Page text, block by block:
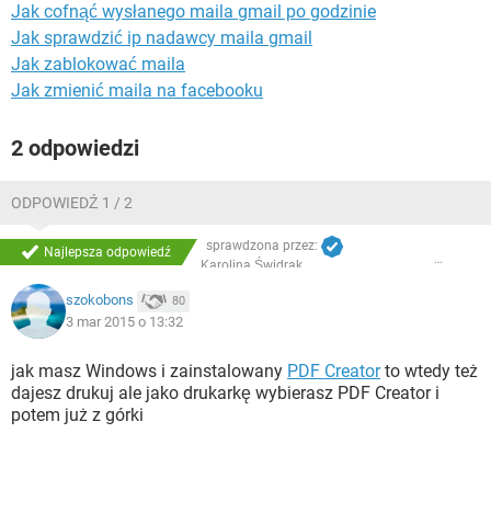
Jak cofnąć wysłanego maila gmail po godzinie
Jak sprawdzić ip nadawcy maila gmail
Jak zablokować maila
Jak zmienić maila na facebooku
2 odpowiedzi
ODPOWIEDŹ 1 / 2
Najlepsza odpowiedź
sprawdzona przez:
Karolina Świdrak
szokobons 80
3 mar 2015 o 13:32
jak masz Windows i zainstalowany PDF Creatorto wtedy też
dajesz drukuj ale jako drukarkę wybierasz PDF Creator i
potem już z górki